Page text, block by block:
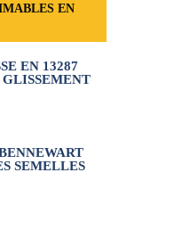
EN
EN 13287
SEMELLES